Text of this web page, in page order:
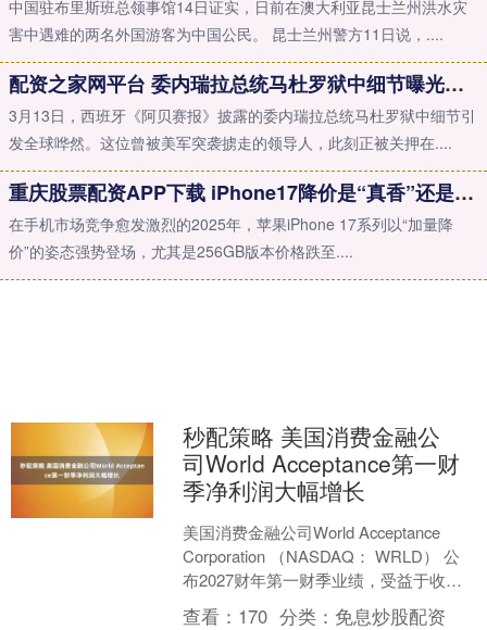
中国驻布里斯班总领事馆14日证实，日前在澳大利亚昆士兰州洪水灾
害中遇难的两名外国游客为中国公民。 昆士兰州警方11日说，....
配资之家网平台 委内瑞拉总统马杜罗狱中细节曝光：牢房不足6㎡，彻夜高喊“我是总统我们正在遭受虐待”
3月13日，西班牙《阿贝赛报》披露的委内瑞拉总统马杜罗狱中细节引
发全球哗然。这位曾被美军突袭掳走的领导人，此刻正被关押在....
重庆股票配资APP下载 iPhone17降价是“真香”还是“挤牙膏”？等等党又赢了！
在手机市场竞争愈发激烈的2025年，苹果iPhone 17系列以“加量降
价”的姿态强势登场，尤其是256GB版本价格跌至....
秒配策略 美国消费金融公
司World Acceptance第一财
季净利润大幅增长
美国消费金融公司World Acceptance
Corporation （NASDAQ： WRLD） 公
布2027财年第一财季业绩，受益于收入
增长和信贷质量改....
查看： 170 分类： 免息炒股配资